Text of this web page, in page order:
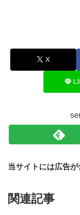
X
当サイトには広告が
関連記事